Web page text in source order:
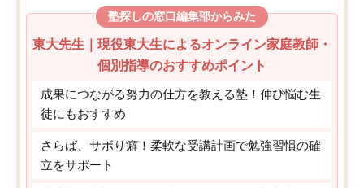
塾探しの窓口編集部からみた
東大先生｜現役東大生によるオンライン家庭教師・
個別指導のおすすめポイント
成果につながる努力の仕方を教える塾！伸び悩む生
徒にもおすすめ
さらば、サボり癖！柔軟な受講計画で勉強習慣の確
立をサポート